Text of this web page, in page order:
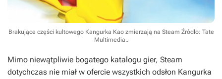
Brakujące części kultowego Kangurka Kao zmierzają na Steam Źródło: Tate
Multimedia..
Mimo niewątpliwie bogatego katalogu gier, Steam
dotychczas nie miał w ofercie wszystkich odsłon Kangurka